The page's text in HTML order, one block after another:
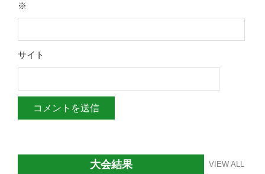
※
サイト
大会結果 VIEW ALL